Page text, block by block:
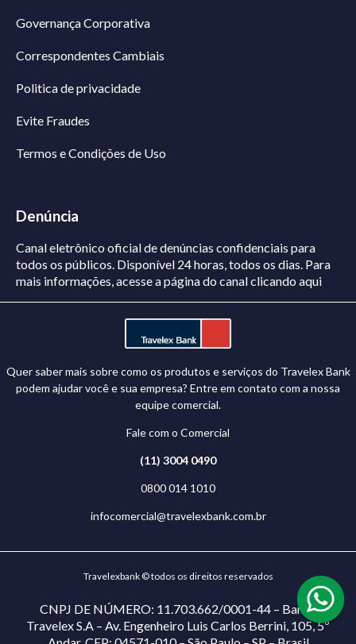
Governança Corporativa
Correspondentes Cambiais
Politica de privacidade
Evite Fraudes
Termos e Condições de Uso
Denúncia
Canal eletrônico oficial de denúncias confidenciais para
todos os públicos. Disponível 24 horas, todos os dias. Para
mais informações, acesse a página do canalclicando aqui
Quer saber mais sobre como os produtos e serviços do Travelex Bank
podem ajudar você e sua empresa? Entre em contato com a nossa
equipe comercial.
Fale com o Comercial
(11) 3004 0490
0800 014 1010
infocomercial@travelexbank.com.br
Travelexbank © todos os direitos reservados
CNPJ DE NÚMERO: 11.703.662/0001-44 – Banco
Travelex S.A – Av. Engenheiro Luis Carlos Berrini, 105, 5º